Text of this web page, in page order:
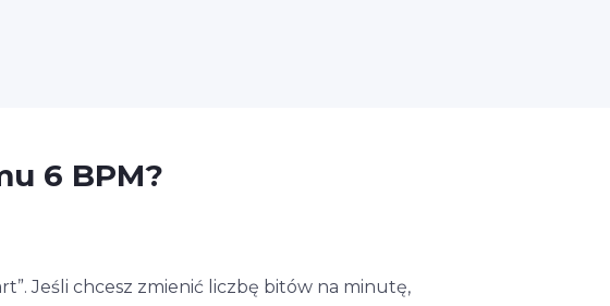
6 BPM?
Jeśli chcesz zmienić liczbę bitów na minutę,